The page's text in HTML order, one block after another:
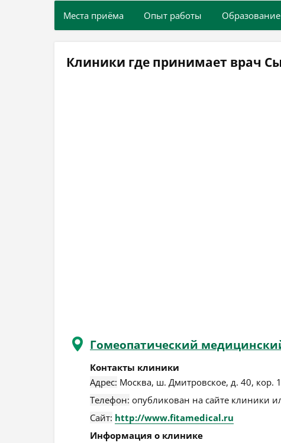
Места приёма Опыт работы Образование
Клиники где принимает врач
Гомеопатический
Контакты клиники
Адрес: Москва, ш. Дмитровское, д. 40, кор. 1
Телефон: опубликован на сайте клиники
Сайт: http://www.fitamedical.ru
Информация о клинике